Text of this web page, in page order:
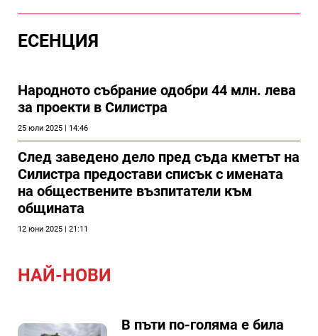
ЕСЕНЦИЯ
Народното събрание одобри 44 млн. лева
за проекти в Силистра
25 юли 2025 | 14:46
След заведено дело пред съда кметът на
Силистра предостави списък с имената
на обществените възпитатели към
общината
12 юни 2025 | 21:11
НАЙ-НОВИ
В пъти по-голяма е била